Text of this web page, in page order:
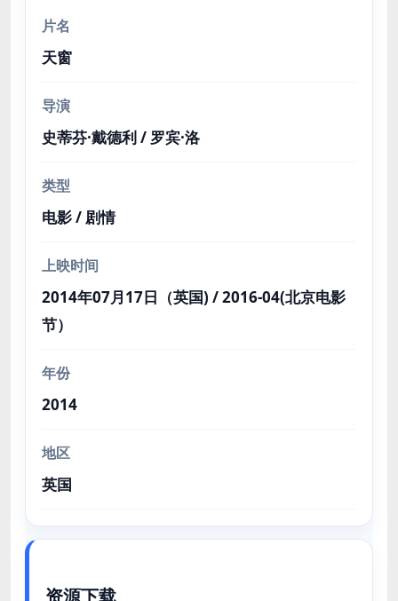
片名
天窗
导演
史蒂芬·戴德利 / 罗宾·洛
类型
电影 / 剧情
上映时间
2014年07月17日（英国) / 2016-04(北京电影
节）
年份
2014
地区
英国
资源下载